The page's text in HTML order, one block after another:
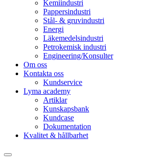
Kemiindustri
Pappersindustri
Stål- & gruvindustri
Energi
Läkemedelsindustri
Petrokemisk industri
Engineering/Konsulter
Om oss
Kontakta oss
Kundservice
Lyma academy
Artiklar
Kunskapsbank
Kundcase
Dokumentation
Kvalitet & hållbarhet